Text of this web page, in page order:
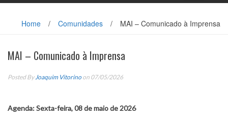
Home / Comunidades / MAI – Comunicado à Imprensa
MAI – Comunicado à Imprensa
Posted By Joaquim Vitorino on 07/05/2026
Agenda:Sexta-feira, 08 de maio de 2026